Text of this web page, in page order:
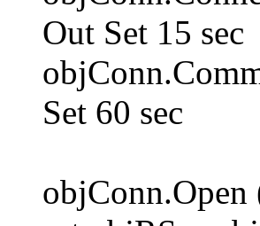
Out Set 15 sec
Set 60 sec
objConn.Open